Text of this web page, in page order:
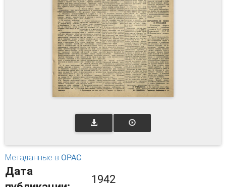
Метаданные в OPAC
Дата
1942